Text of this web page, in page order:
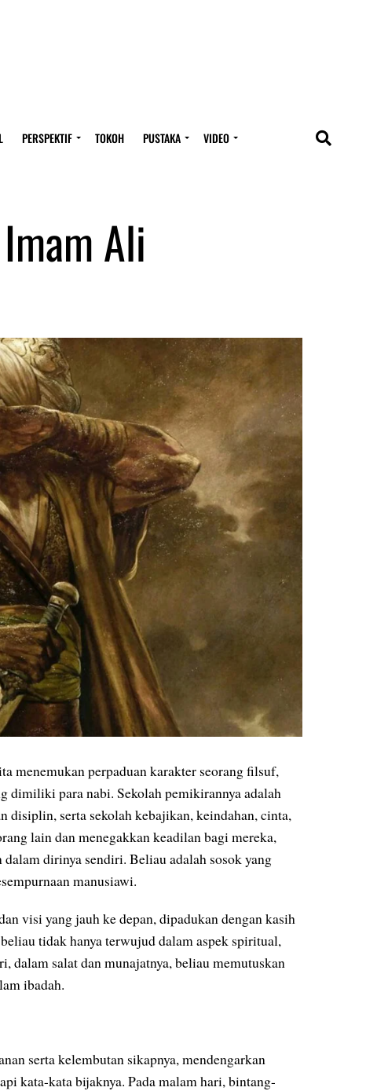
PERSPEKTIF TOKOH PUSTAKA VIDEO
Ali
menemukan perpaduan karakter seorang filsuf,
dimiliki para nabi. Sekolah pemikirannya adalah
disiplin, serta sekolah kebajikan, keindahan, cinta,
lain dan menegakkan keadilan bagi mereka,
dirinya sendiri. Beliau adalah sosok yang
manusiawi.
visi yang jauh ke depan, dipadukan dengan kasih
tidak hanya terwujud dalam aspek spiritual,
dalam salat dan munajatnya, beliau memutuskan
ibadah.
serta kelembutan sikapnya, mendengarkan
kata-kata bijaknya. Pada malam hari, bintang-